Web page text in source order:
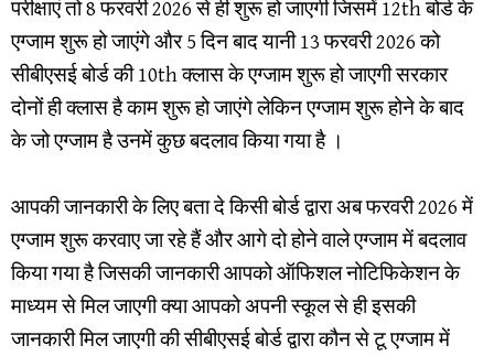
परीक्षाएं तो 8 फरवरी 2026 से ही शुरू हो जाएगी जिसमें 12th बोर्ड के
एग्जाम शुरू हो जाएंगे और 5 दिन बाद यानी 13 फरवरी 2026 को
सीबीएसई बोर्ड की 10th क्लास के एग्जाम शुरू हो जाएगी सरकार
दोनों ही क्लास है काम शुरू हो जाएंगे लेकिन एग्जाम शुरू होने के बाद
के जो एग्जाम है उनमें कुछ बदलाव किया गया है ।
आपकी जानकारी के लिए बता दे किसी बोर्ड द्वारा अब फरवरी 2026 में
एग्जाम शुरू करवाए जा रहे हैं और आगे दो होने वाले एग्जाम में बदलाव
किया गया है जिसकी जानकारी आपको ऑफिशल नोटिफिकेशन के
माध्यम से मिल जाएगी क्या आपको अपनी स्कूल से ही इसकी
जानकारी मिल जाएगी की सीबीएसई बोर्ड द्वारा कौन से टू एग्जाम में